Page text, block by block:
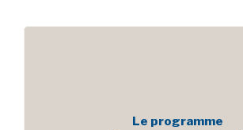
Le programme